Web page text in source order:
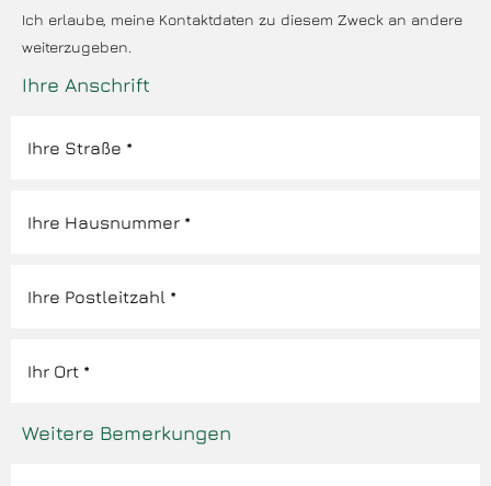
Ich erlaube, meine Kontaktdaten zu diesem Zweck an andere
weiterzugeben.
Ihre Anschrift
Weitere Bemerkungen